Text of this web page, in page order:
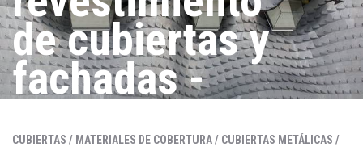
de cubiertas y
fachadas -
elZinc Alkimi®
CUBIERTAS / MATERIALES DE COBERTURA / CUBIERTAS METÁLICAS /